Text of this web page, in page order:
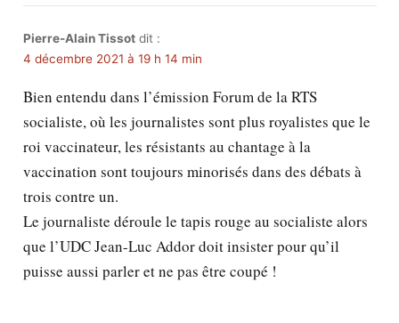
Pierre-Alain Tissot dit :
4 décembre 2021 à 19 h 14 min
Bien entendu dans l’émission Forum de la RTS
socialiste, où les journalistes sont plus royalistes que le
roi vaccinateur, les résistants au chantage à la
vaccination sont toujours minorisés dans des débats à
trois contre un.
Le journaliste déroule le tapis rouge au socialiste alors
que l’UDC Jean-Luc Addor doit insister pour qu’il
puisse aussi parler et ne pas être coupé !